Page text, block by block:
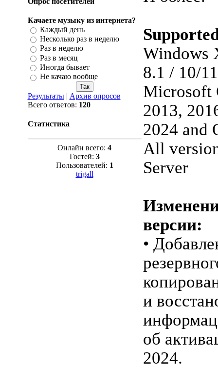
Качаете музыку из интернета?
Каждый день
Несколько раз в неделю
Раз в неделю
Раз в месяц
Иногда бывает
Не качаю вообще
Результаты| Архив опросов
Всего ответов: 120
Статистика
Онлайн всего: 4
Гостей: 3
Пользователей: 1
trigall
Windows
8.1 / 10/11
Microsoft
2013,
2024 and
All
Server
версии:
•
и
об
2024.